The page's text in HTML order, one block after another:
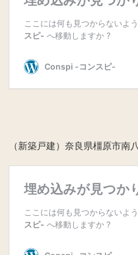
（新築戸建）奈良県橿原市